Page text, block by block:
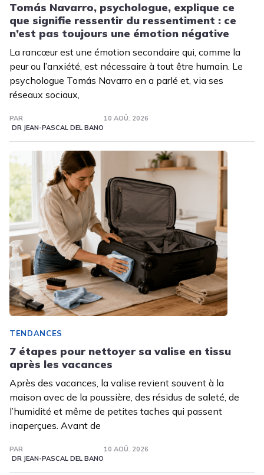
Tomás Navarro, psychologue, explique ce
que signifie ressentir du ressentiment : ce
n’est pas toujours une émotion négative
La rancœur est une émotion secondaire qui, comme la
peur ou l’anxiété, est nécessaire à tout être humain. Le
psychologue Tomás Navarro en a parlé et, via ses
réseaux sociaux,
PAR
DR JEAN-PASCAL DEL BANO
10 AOÛ. 2026
TENDANCES
7 étapes pour nettoyer sa valise en tissu
après les vacances
Après des vacances, la valise revient souvent à la
maison avec de la poussière, des résidus de saleté, de
l’humidité et même de petites taches qui passent
inaperçues. Avant de
PAR
DR JEAN-PASCAL DEL BANO
10 AOÛ. 2026